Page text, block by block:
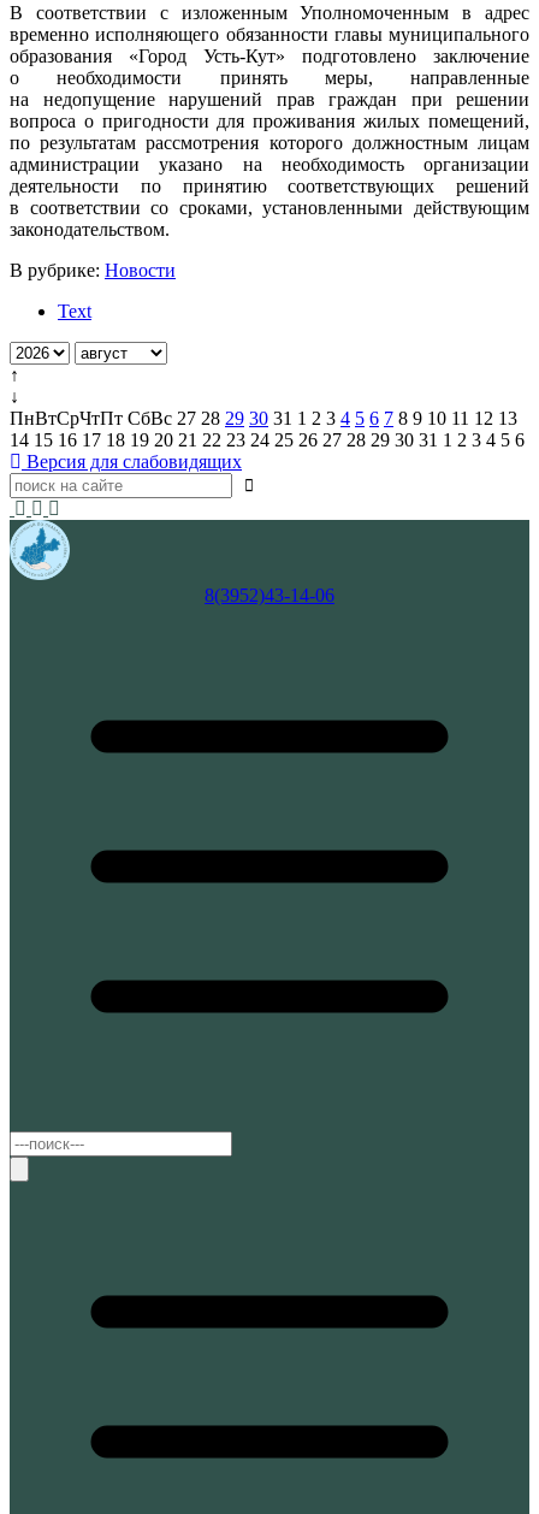
В соответствии с изложенным Уполномоченным в адрес
временно исполняющего обязанности главы муниципального
образования «Город Усть-Кут» подготовлено заключение
о необходимости принять меры, направленные
на недопущение нарушений прав граждан при решении
вопроса о пригодности для проживания жилых помещений,
по результатам рассмотрения которого должностным лицам
администрации указано на необходимость организации
деятельности по принятию соответствующих решений
в соответствии со сроками, установленными действующим
законодательством.
В рубрике: Новости
Text
↑
↓
ПнВтСрЧтПт СбВс 27 28 29 30 31 1 2 3 4 5 6 7 8 9 10 11 12 13
14 15 16 17 18 19 20 21 22 23 24 25 26 27 28 29 30 31 1 2 3 4 5 6
Версия для слабовидящих
8(3952)43-14-06